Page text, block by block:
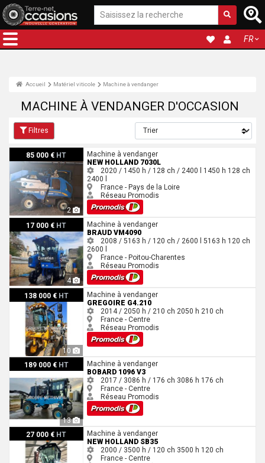
FR
Accueil Matériel viticole Machine à vendanger
MACHINE À VENDANGER D'OCCASION
Filtres
85 000 € HT
2
New Holland 7030L
Machine à vendanger
NEW HOLLAND 7030L
2020 / 1450 h / 128 ch / 2400 l 1450 h 128 ch
2400 l
France - Pays de la Loire
Réseau Promodis
17 000 € HT
4
Braud VM4090
Machine à vendanger
BRAUD VM4090
2008 / 5163 h / 120 ch / 2600 l 5163 h 120 ch
2600 l
France - Poitou-Charentes
Réseau Promodis
138 000 € HT
10
Gregoire G4.210
Machine à vendanger
GREGOIRE G4.210
2014 / 2050 h / 210 ch 2050 h 210 ch
France - Centre
Réseau Promodis
189 000 € HT
13
Bobard 1096 V3
Machine à vendanger
BOBARD 1096 V3
2017 / 3086 h / 176 ch 3086 h 176 ch
France - Centre
Réseau Promodis
27 000 € HT
New Holland SB35
Machine à vendanger
NEW HOLLAND SB35
2000 / 3500 h / 120 ch 3500 h 120 ch
France - Centre